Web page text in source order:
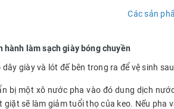
Các sản
hành làm sạch giày bóng chuyền
dây giày và lót đế bên trong ra để vệ sinh
bị một xô nước pha vào đó dung dịch
giặt sẽ làm giảm tuổi thọ của keo. Nếu